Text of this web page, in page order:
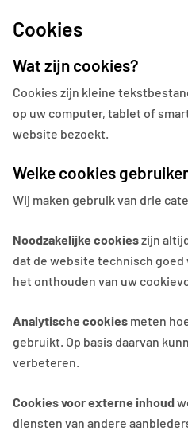
Cookies
Wat zijn cookies?
Cookies zijn kleine
op uw computer, tablet of
website bezoekt.
Welke cookies
Wij maken gebruik van drie
Noodzakelijke cookieszijn
dat de website technisch
het onthouden van uw
Analytische cookies meten
gebruikt. Op basis daarvan
verbeteren.
Cookies voor externe inhoud
diensten van andere